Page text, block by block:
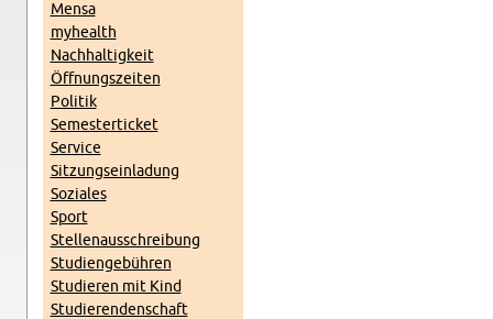
Mensa
myhe­alth
Nach­hal­tig­keit
Öff­nungs­zei­ten
Po­li­tik
Se­mes­ter­ti­cket
Ser­vice
Sit­zungs­ein­la­dung
So­zia­les
Sport
Stel­len­aus­schrei­bung
Stu­di­en­ge­büh­ren
Stu­die­ren mit Kind
Stu­die­ren­den­schaft